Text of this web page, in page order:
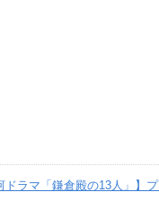
ドラマ「鎌倉殿の13人」】